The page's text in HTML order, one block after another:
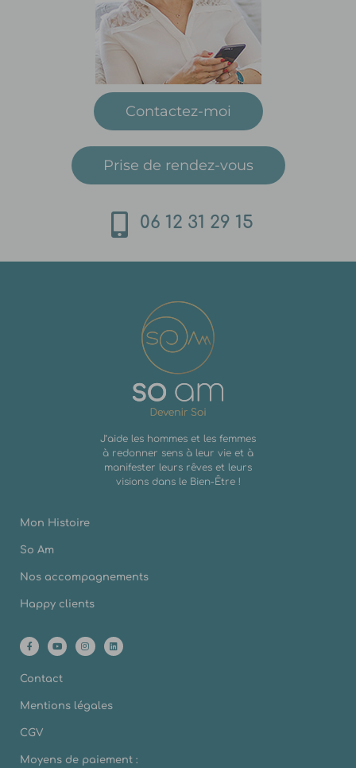
Contactez-moi
Prise de rendez-vous
06 12 31 29 15
J’aide les hommes et les femmes
à redonner sens à leur vie et à
manifester leurs rêves et leurs
visions dans le Bien-Être !
Mon Histoire
So Am
Nos accompagnements
Happy clients
Contact
Mentions légales
CGV
Moyens de paiement :